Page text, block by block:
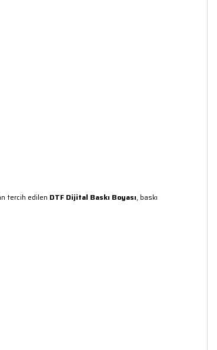
tercih edilen DTF Dijital Baskı Boyası, baskı